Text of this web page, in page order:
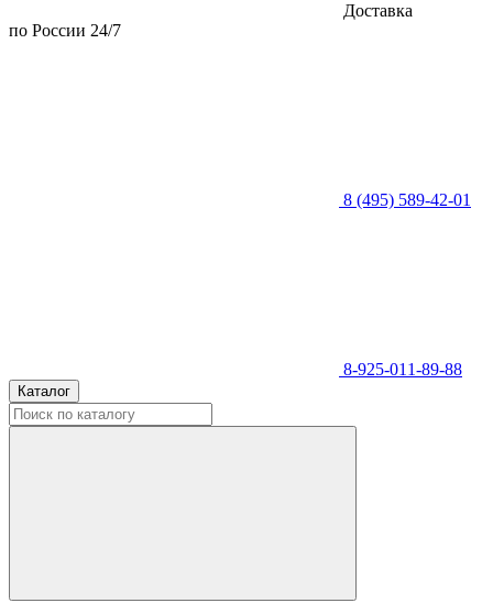
Доставка
по России 24/7
8 (495) 589-42-01
8-925-011-89-88
Каталог